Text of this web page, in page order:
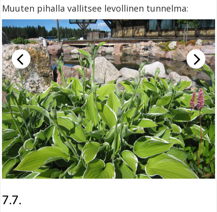
Muuten pihalla vallitsee levollinen tunnelma:
7.7.